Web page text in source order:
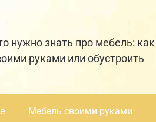
нужно знать про мебель: как
руками или обустроить
Мебель своими руками